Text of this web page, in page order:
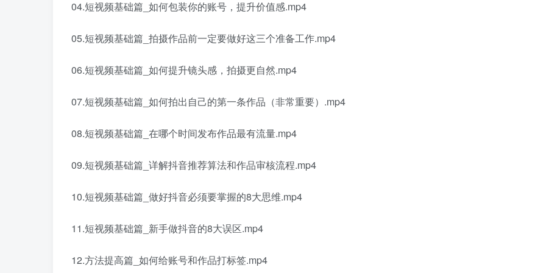
04.短视频基础篇_如何包装你的账号，提升价值感.mp4
05.短视频基础篇_拍摄作品前一定要做好这三个准备工作.mp4
06.短视频基础篇_如何提升镜头感，拍摄更自然.mp4
07.短视频基础篇_如何拍出自己的第一条作品（非常重要）.mp4
08.短视频基础篇_在哪个时间发布作品最有流量.mp4
09.短视频基础篇_详解抖音推荐算法和作品审核流程.mp4
10.短视频基础篇_做好抖音必须要掌握的8大思维.mp4
11.短视频基础篇_新手做抖音的8大误区.mp4
12.方法提高篇_如何给账号和作品打标签.mp4